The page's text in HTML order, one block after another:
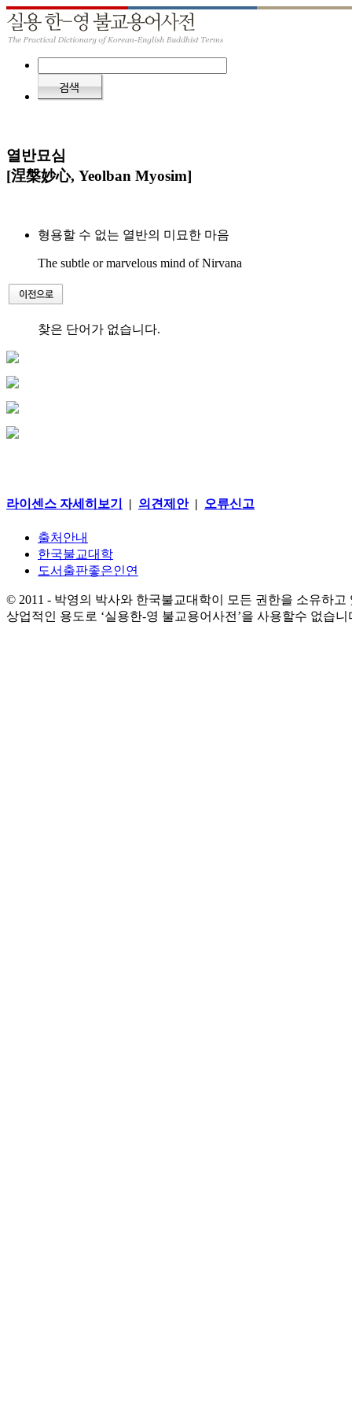
열반묘심
[涅槃妙心, Yeolban Myosim]
형용할 수 없는 열반의 미묘한 마음
The subtle or marvelous mind of Nirvana
찾은 단어가 없습니다.
라이센스 자세히보기 | 의견제안| 오류신고
출처안내
한국불교대학
도서출판좋은인연
© 2011 - 박영의 박사와 한국불교대학이 모든 권한을 소유하고
상업적인 용도로 ‘실용한-영 불교용어사전’을 사용할수 없습니